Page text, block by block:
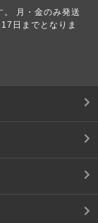
。 月・金のみ発送
日までとなりま